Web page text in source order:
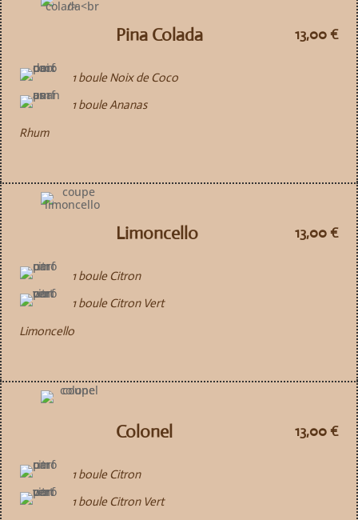
Pina Colada 13,00 €
1 boule Noix de Coco
1 boule Ananas
Rhum
Limoncello 13,00 €
1 boule Citron
1 boule Citron Vert
Limoncello
Colonel 13,00 €
1 boule Citron
1 boule Citron Vert